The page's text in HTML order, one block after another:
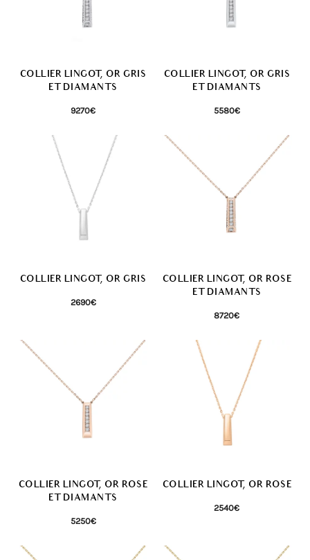
PAR PAVAGE
Pavé(e)(3)
COLLIER LINGOT, OR GRIS
ET DIAMANTS
9270€
COLLIER LINGOT, OR GRIS
ET DIAMANTS
5580€
COLLIER LINGOT, OR GRIS
2690€
COLLIER LINGOT, OR ROSE
ET DIAMANTS
8720€
COLLIER LINGOT, OR ROSE
ET DIAMANTS
5250€
COLLIER LINGOT, OR ROSE
2540€